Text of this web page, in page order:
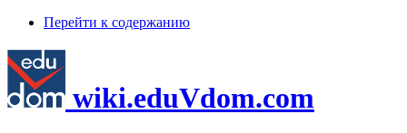
Перейти к содержанию
wiki.eduVdom.com